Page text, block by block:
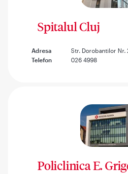
Spitalul Cluj
Adresa
Str. Dorobantilor Nr.
Telefon
026 4998
Policlinica E.